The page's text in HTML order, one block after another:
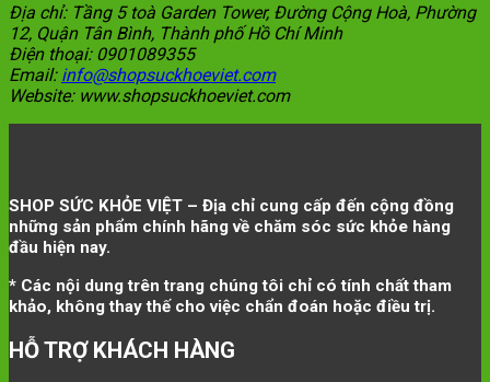
Địa chỉ: Tầng 5 toà Garden Tower, Đường Cộng Hoà, Phường
12, Quận Tân Bình, Thành phố Hồ Chí Minh
Điện thoại: 0901089355
Email: info@shopsuckhoeviet.com
Website: www.shopsuckhoeviet.com
SHOP SỨC KHỎE VIỆT – Địa chỉ cung cấp đến cộng đồng
những sản phẩm chính hãng về chăm sóc sức khỏe hàng
đầu hiện nay.
* Các nội dung trên trang chúng tôi chỉ có tính chất tham
khảo, không thay thế cho việc chẩn đoán hoặc điều trị.
HỖ TRỢ KHÁCH HÀNG